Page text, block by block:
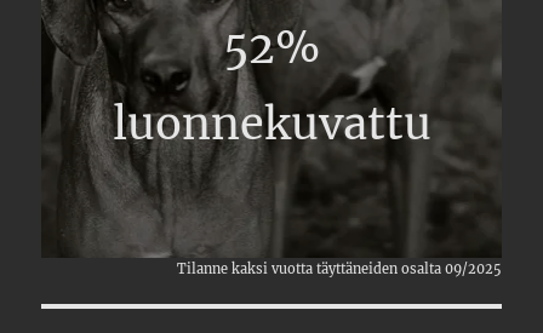
52%
luonnekuvattu
Tilanne kaksi vuotta täyttäneiden osalta 09/2025